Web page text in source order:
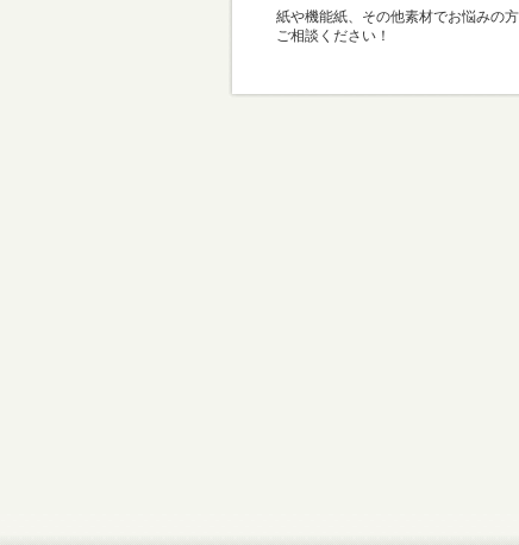
紙や機能紙、その他素材でお悩みの
ご相談ください！